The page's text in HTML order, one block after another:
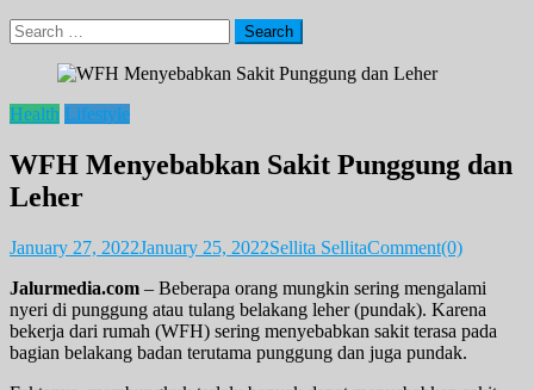
Search
for:
Health Lifestyle
WFH Menyebabkan Sakit Punggung dan
Leher
January 27, 2022January 25, 2022Sellita SellitaComment(0)
Jalurmedia.com – Beberapa orang mungkin sering mengalami
nyeri di punggung atau tulang belakang leher (pundak). Karena
bekerja dari rumah (WFH) sering menyebabkan sakit terasa pada
bagian belakang badan terutama punggung dan juga pundak.